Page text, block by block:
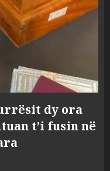
dy ora
t’i fusin në